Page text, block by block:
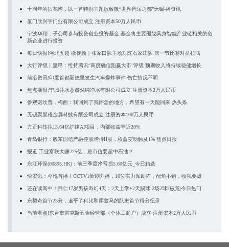
十周年的拈花湾，以一首特别主题歌致敬“世界音乐之都”无锡-播资讯
厦门欣兴宇门业有限公司成立 注册资本50万人民币
宁波华翔：子公司参与投资创业投资基金 基金将主要围绕具身智能产业链相关的创
新企业进行投资
每日快报!河北五超·微视频｜张家口队主场对阵石家庄队 第一节比赛对抗拉满
大行评级丨里昂：维持腾讯“高度确信跑赢大市”评级 预期收入将持续稳健增长
前沿资讯!印度首都新德里发生汽车爆炸事件 伤亡情况不明
焦点播报:宁城县水意盎然纯净水有限公司成立 注册资本2万人民币
参观诺坎普，梅西：我回到了我怀念的地方，希望有一天能回来 热头条
无锡聚景程金属科技有限公司成立 注册资本100万人民币
方正科技拟13.64亿扩建AI项目，内部收益率近20%
青岛银行：股东国信产融控股增持H股，权益变动触及1% 焦点日报
报道:工业富联大赚225亿，总市值要超中石油？
东江环保(00895.HK)：前三季度净亏损5.60亿元_今日精选
快资讯：今晚首播！CCTV1新剧开播，10位实力派助阵，配角不错，收视要爆
还在读高中！拜仁17岁男孩奇幻4天：2天上学+2天踢球 2场2球2破荒|今日热门
东契奇首节23分，追平了科比和库兹马的队史首节得分纪录
当前看点!东台市雷克斯五金经营部（个体工商户）成立 注册资本2万人民币